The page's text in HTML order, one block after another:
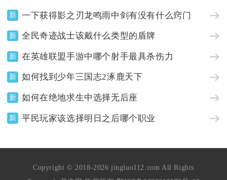
新 一下获得影之刃龙鸣雨中剑有没有什么窍门
新 全民奇迹战士该戴什么类型的盾牌
新 在英雄联盟手游中哪个射手最具杀伤力
新 如何找到少年三国志2涿鹿天下
新 如何在绝地求生中选择无后座
新 平民玩家该选择明日之后哪个职业
Copyright © 2018-2026 jingluo112.com All Rights